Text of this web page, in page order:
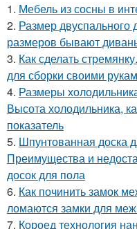
1. Мебель из сосны в
2. Размер двуспального
размеров бывают
3. Как сделать
для сборки своими
4. Размеры
Высота холодильника,
показатель
5. Шпунтованная доска
Преимущества и
досок для пола
6. Как починить замок
ломаются замки для
7. Короед технология